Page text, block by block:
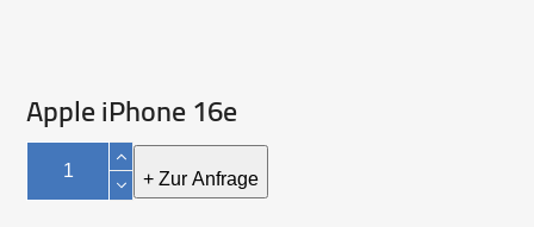
Apple iPhone 16e
Apple
iPhone
16e
+ Zur Anfrage